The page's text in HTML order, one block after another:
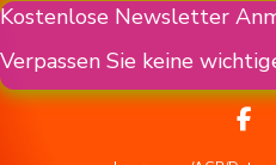
Kostenlose Newsletter
Verpassen Sie keine